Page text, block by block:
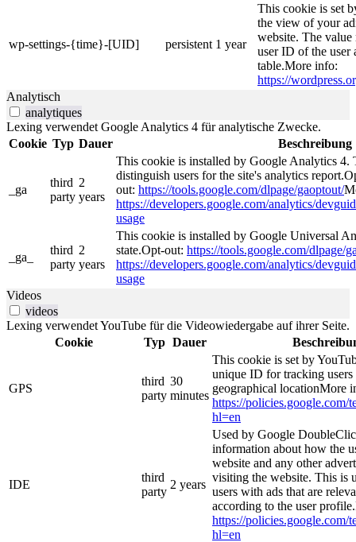
wp-settings-{time}-[UID] persistent 1 year
This cookie is set
the view of your
website. The
user ID of the user
table.More info:
https://
Analytisch
analytiques
Lexing verwendet Google Analytics 4 für analytische Zwecke.
Cookie Typ Dauer Beschreibung
_ga
third
party
2
years
This cookie is installed by Google Analytics 4.
distinguish users for the site's analytics
out: https://tools.google.com/dlpage/gaoptout/
https://developers.google.com/analytics/
usage
_ga_
third
party
2
years
This cookie is installed by Google Universal
state.Opt-out: https://tools.google.com/dlpage/
https://developers.google.com/analytics/
usage
Videos
videos
Lexing verwendet YouTube für die Videowiedergabe auf ihrer Seite.
Cookie
Typ Dauer
GPS
third
party
30
minutes
This cookie is set by
unique ID for tracking users
geographical locationMore
https://policies.google.com/
hl=en
IDE
third
party
2 years
Used by Google
information about how the
website and any other
visiting the website. This is
users with ads that are
according to the user
https://policies.google.com/
hl=en